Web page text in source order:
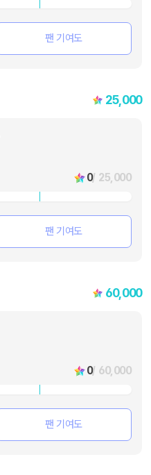
팬 기여도
25,000
0/ 25,000
팬 기여도
60,000
0/ 60,000
팬 기여도